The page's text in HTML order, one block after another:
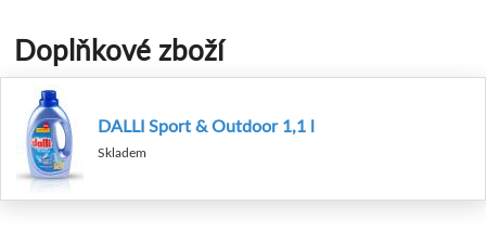
Doplňkové zboží
DALLI Sport & Outdoor 1,1 l
Skladem